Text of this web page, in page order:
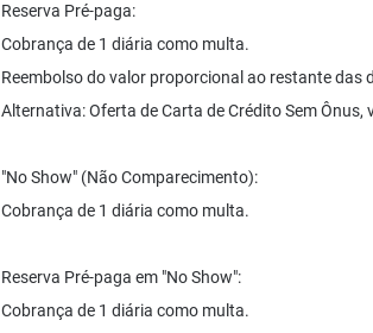
Reserva Pré-paga:
Cobrança de 1 diária como multa.
Reembolso do valor proporcional ao restante das
Alternativa: Oferta de Carta de Crédito Sem Ônus,
"No Show" (Não Comparecimento):
Cobrança de 1 diária como multa.
Reserva Pré-paga em "No Show":
Cobrança de 1 diária como multa.